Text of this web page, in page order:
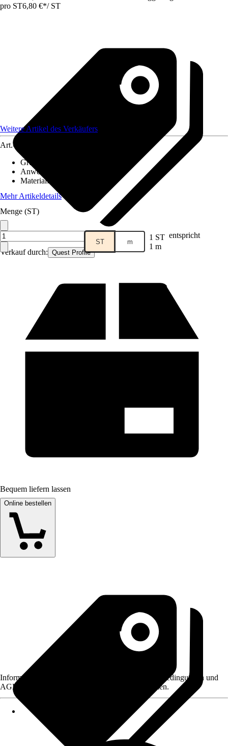
pro ST6,80 €*/ ST
Verkauf durch: Quest Profile
Weitere Artikel des Verkäufers
Art.-Nr.
Grundfarbe
Anwendungsbereich
Material:
Mehr Artikeldetails
Menge (ST)
ST m 1 ST entspricht
1 m
Bequem liefern lassen
Online bestellen
Informationen des Verkäufers, wie z. B. Rückgabebedingungen und
AGB, finden Sie bei Klick auf den Verkäufernamen.